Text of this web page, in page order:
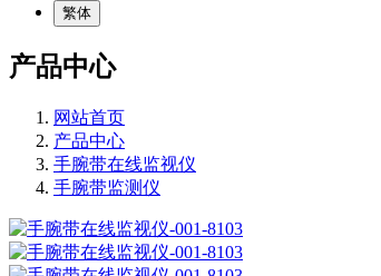
繁体
产品中心
网站首页
产品中心
手腕带在线监视仪
手腕带监测仪